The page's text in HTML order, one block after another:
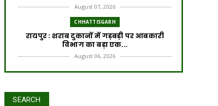
August 07, 2026
CHHATTISGARH
रायपुर : शराब दुकानों में गड़बड़ी पर आबकारी
विभाग का बड़ा एक...
August 06, 2026
CHHATTISGARH
SEARCH
रायपुर : वर्ष 2024-25 में जल जीवन